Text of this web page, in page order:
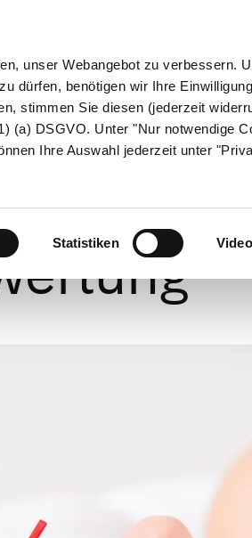
unser Webangebot zu verbessern.
dürfen, benötigen wir Ihre
stimmen Sie diesen (jederzeit
(a) DSGVO. Unter "Nur notwendige
Ihre Auswahl jederzeit unter
Statistiken
Eltern & Kind